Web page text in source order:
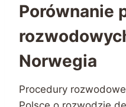
Porównanie
Norwegia
Procedury